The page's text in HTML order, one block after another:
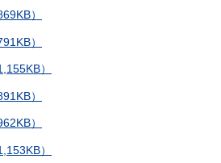
）
）
）
）
）
）